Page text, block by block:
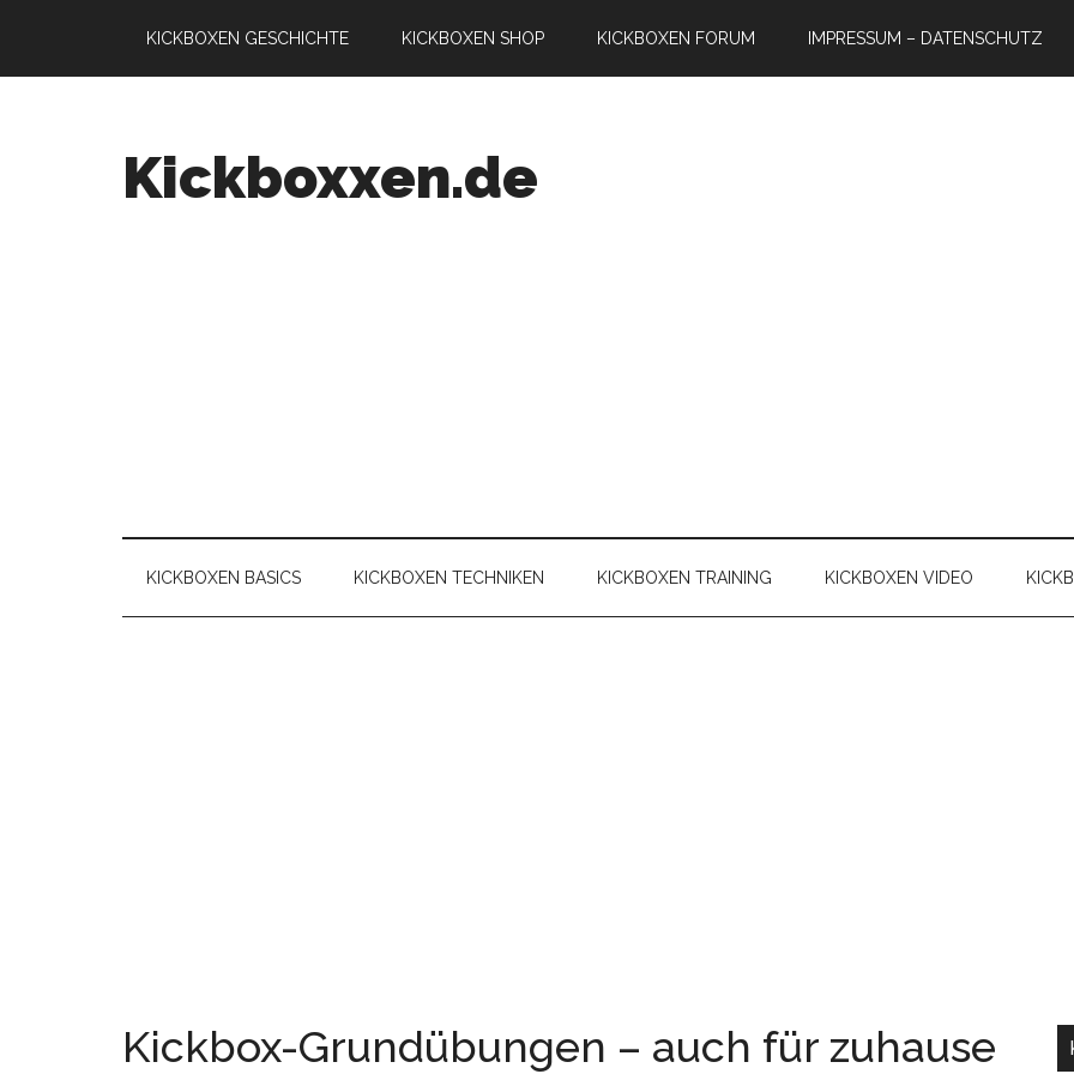
KICKBOXEN GESCHICHTE KICKBOXEN SHOP KICKBOXEN FORUM IMPRESSUM – DATENSCHUTZ
Kickboxxen.de
KICKBOXEN BASICS KICKBOXEN TECHNIKEN KICKBOXEN TRAINING KICKBOXEN VIDEO
Kickbox-Grundübungen – auch für zuhause